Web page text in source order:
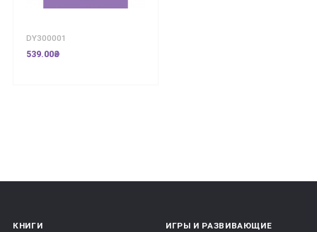
DY300001
539.00₴
КНИГИ
ИГРЫ И РАЗВИВАЮЩИЕ